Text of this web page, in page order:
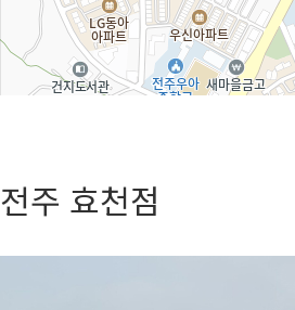
전주 효천점